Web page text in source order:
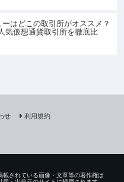
はどこの取引所がオススメ？
気仮想通貨取引所を徹底比
せ
利用規約
されている画像・文章等の著作権は